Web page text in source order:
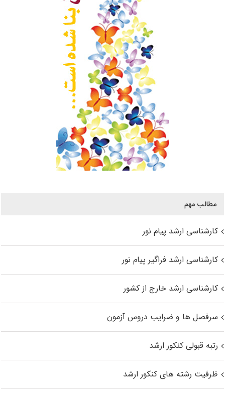
مطالب مهم
کارشناسی ارشد پیام نور
کارشناسی ارشد فراگیر پیام نور
کارشناسی ارشد خارج از کشور
سرفصل ها و ضرایب دروس آزمون
رتبه قبولی کنکور ارشد
ظرفیت رشته های کنکور ارشد